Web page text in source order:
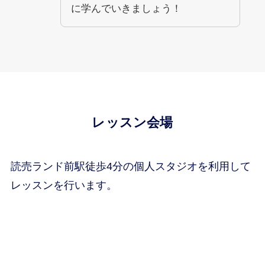
に学んでいきましょう！
レッスン会場
読売ランド前駅徒歩4分の個人スタジオを利用して
レッスンを行います。